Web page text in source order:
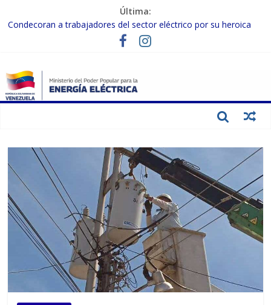
Última:
Termocarabobo recupera el 50% de su capacidad de generación
Condecoran a trabajadores del sector eléctrico por su heroica
Gobierno Nacional coordina acciones con el sector privado para
fortalecer el SEN ante el «Súper Niño»
Inspeccionan trabajos de rehabilitación en instalaciones del SEN